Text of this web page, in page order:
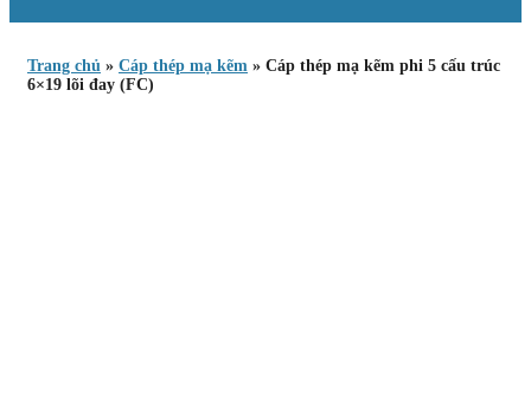
Trang chủ » Cáp thép mạ kẽm » Cáp thép mạ kẽm phi 5 cấu trúc
6×19 lõi đay (FC)